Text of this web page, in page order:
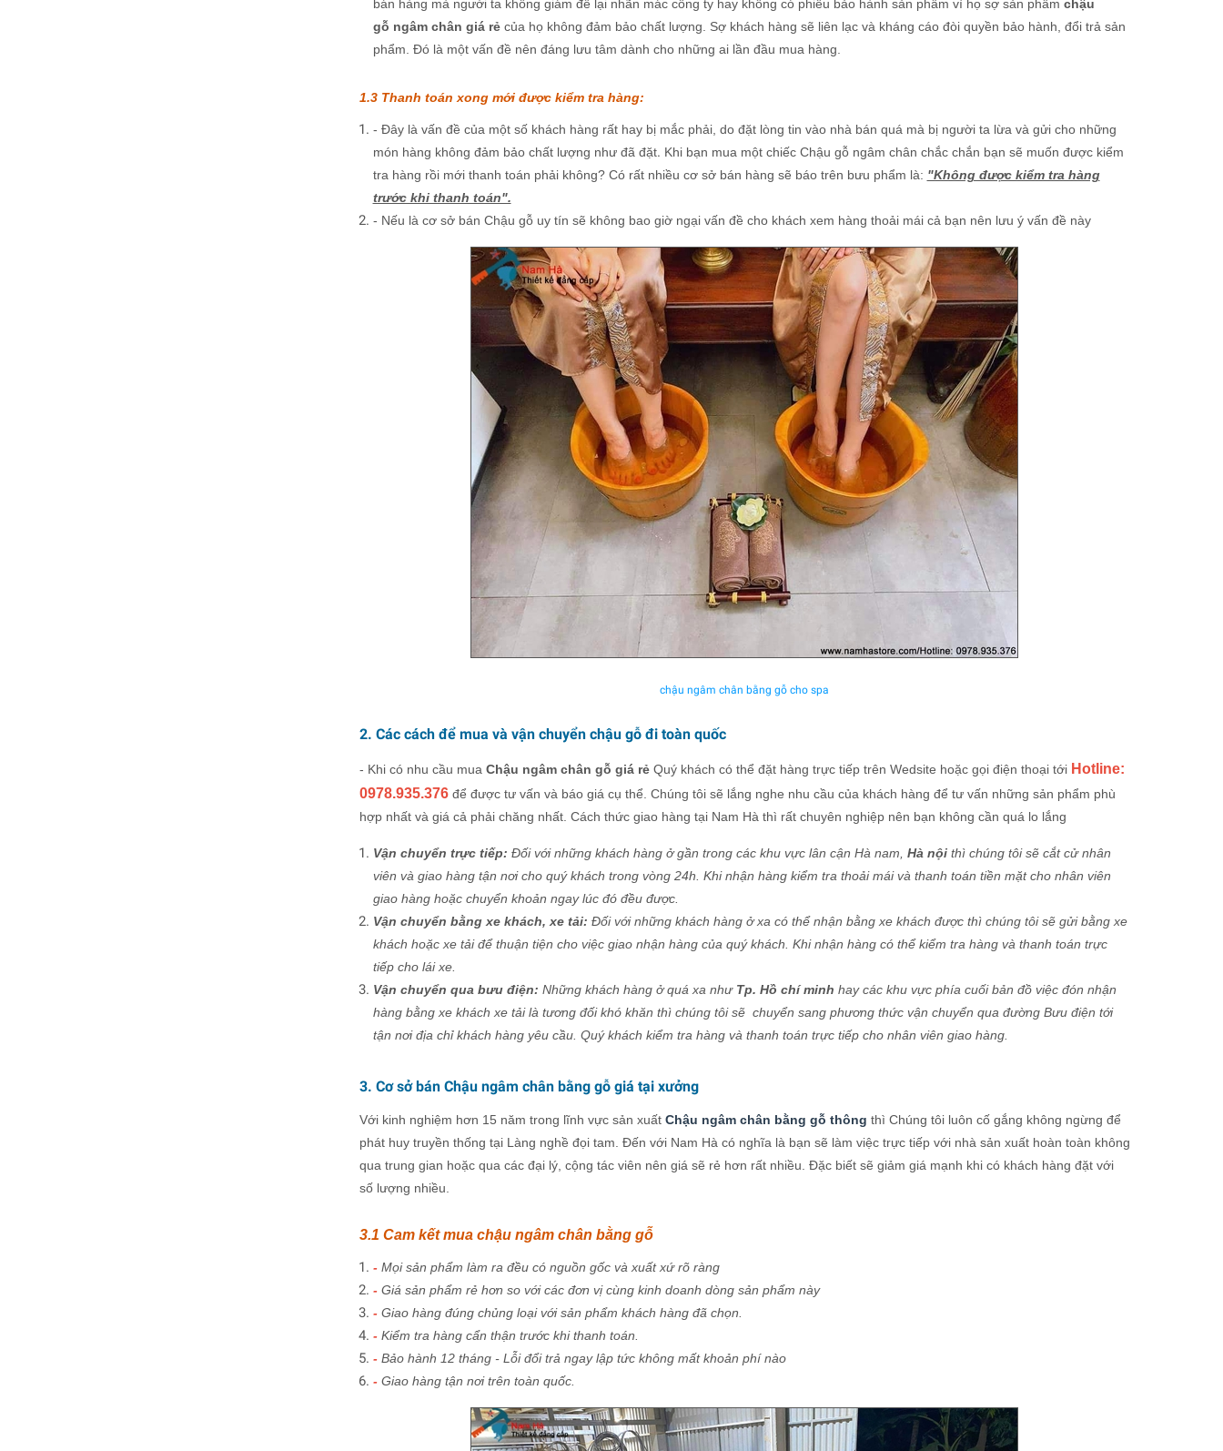
bán hàng mà người ta không giám để lại nhãn mác công ty hay không có phiếu bảo hành sản phẩm vì họ sợ sản phẩm chậu
gỗ ngâm chân giá rẻcủa họ không đảm bảo chất lượng. Sợ khách hàng sẽ liên lạc và kháng cáo đòi quyền bảo hành, đổi trả sản
phẩm. Đó là một vấn đề nên đáng lưu tâm dành cho những ai lần đầu mua hàng.
1.3 Thanh toán xong mới được kiểm tra hàng:
- Đây là vấn đề của một số khách hàng rất hay bị mắc phải, do đặt lòng tin vào nhà bán quá mà bị người ta lừa và gửi cho những
món hàng không đảm bảo chất lượng như đã đặt. Khi bạn mua một chiếc Chậu gỗ ngâm chân chắc chắn bạn sẽ muốn được kiểm
tra hàng rồi mới thanh toán phải không? Có rất nhiều cơ sở bán hàng sẽ báo trên bưu phẩm là: "Không được kiểm tra hàng
trước khi thanh toán".
- Nếu là cơ sở bán Chậu gỗ uy tín sẽ không bao giờ ngại vấn đề cho khách xem hàng thoải mái cả bạn nên lưu ý vấn đề này
chậu ngâm chân bằng gỗ cho spa
2. Các cách để mua và vận chuyển chậu gỗ đi toàn quốc
- Khi có nhu cầu mua Chậu ngâm chân gỗ giá rẻQuý khách có thể đặt hàng trực tiếp trên Wedsite hoặc gọi điện thoại tới Hotline:
0978.935.376để được tư vấn và báo giá cụ thể. Chúng tôi sẽ lắng nghe nhu cầu của khách hàng để tư vấn những sản phẩm phù
hợp nhất và giá cả phải chăng nhất. Cách thức giao hàng tại Nam Hà thì rất chuyên nghiệp nên bạn không cần quá lo lắng
Vận chuyển trực tiếp: Đối với những khách hàng ở gần trong các khu vực lân cận Hà nam, Hà nộithì chúng tôi sẽ cắt cử nhân
viên và giao hàng tận nơi cho quý khách trong vòng 24h. Khi nhận hàng kiểm tra thoải mái và thanh toán tiền mặt cho nhân viên
giao hàng hoặc chuyển khoản ngay lúc đó đều được.
Vận chuyển bằng xe khách, xe tải: Đối với những khách hàng ở xa có thể nhận bằng xe khách được thì chúng tôi sẽ gửi bằng xe
khách hoặc xe tải để thuận tiện cho việc giao nhận hàng của quý khách. Khi nhận hàng có thể kiểm tra hàng và thanh toán trực
tiếp cho lái xe.
Vận chuyển qua bưu điện: Những khách hàng ở quá xa như Tp. Hồ chí minh hay các khu vực phía cuối bản đồ việc đón nhận
hàng bằng xe khách xe tải là tương đối khó khăn thì chúng tôi sẽ chuyển sang phương thức vận chuyển qua đường Bưu điện tới
tận nơi địa chỉ khách hàng yêu cầu. Quý khách kiểm tra hàng và thanh toán trực tiếp cho nhân viên giao hàng.
3. Cơ sở bán Chậu ngâm chân bằng gỗ giá tại xưởng
Với kinh nghiệm hơn 15 năm trong lĩnh vực sản xuất Chậu ngâm chân bằng gỗ thông thì Chúng tôi luôn cố gắng không ngừng để
phát huy truyền thống tại Làng nghề đọi tam. Đến với Nam Hà có nghĩa là bạn sẽ làm việc trực tiếp với nhà sản xuất hoàn toàn không
qua trung gian hoặc qua các đại lý, cộng tác viên nên giá sẽ rẻ hơn rất nhiều. Đặc biết sẽ giảm giá mạnh khi có khách hàng đặt với
số lượng nhiều.
3.1 Cam kết mua chậu ngâm chân bằng gỗ
- Mọi sản phẩm làm ra đều có nguồn gốc và xuất xứ rõ ràng
- Giá sản phẩm rẻ hơn so với các đơn vị cùng kinh doanh dòng sản phẩm này
- Giao hàng đúng chủng loại với sản phẩm khách hàng đã chọn.
- Kiểm tra hàng cẩn thận trước khi thanh toán.
- Bảo hành 12 tháng - Lỗi đổi trả ngay lập tức không mất khoản phí nào
- Giao hàng tận nơi trên toàn quốc.